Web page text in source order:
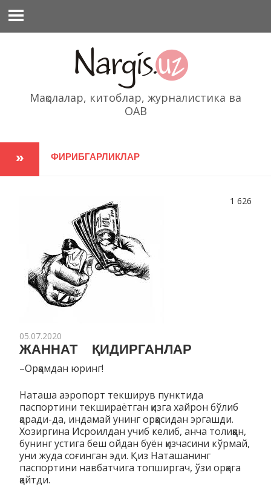
содержимому
Мақолалар, китоблар, журналистика ва
ОАВ
ФИРИБГАРЛИКЛАР
1 626
05.07.2020
ЖАННАТ ҚИДИРГАНЛАР
–Орқамдан юринг!
Наташа аэропорт текширув пунктида
паспортини текшираётган қизга хайрон бўлиб
қаради-да, индамай унинг орқасидан эргашди.
Хозиргина Исроилдан учиб келиб, анча толиққан,
бунинг устига беш ойдан буён қизчасини кўрмай,
уни жуда соғинган эди. Қиз Наташанинг
паспортини навбатчига топширгач, ўзи орқага
қайтди.